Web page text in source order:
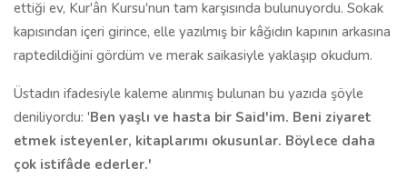
ettiği ev, Kur'ân Kursu'nun tam karşısında bulunuyordu. Sokak
kapısından içeri girince, elle yazılmış bir kâğıdın kapının arkasına
raptedildiğini gördüm ve merak saikasiyle yaklaşıp okudum.
Üstadın ifadesiyle kaleme alınmış bulunan bu yazıda şöyle
deniliyordu: 'Ben yaşlı ve hasta bir Said'im. Beni ziyaret
etmek isteyenler, kitaplarımı okusunlar. Böylece daha
çok istifâde ederler.'